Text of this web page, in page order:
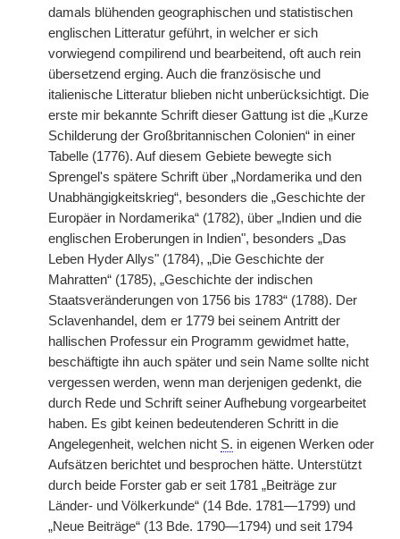
damals blühenden geographischen und statistischen
englischen Litteratur geführt, in welcher er sich
vorwiegend compilirend und bearbeitend, oft auch rein
übersetzend erging. Auch die französische und
italienische Litteratur blieben nicht unberücksichtigt. Die
erste mir bekannte Schrift dieser Gattung ist die „Kurze
Schilderung der Großbritannischen Colonien“ in einer
Tabelle (1776). Auf diesem Gebiete bewegte sich
Sprengel's spätere Schrift über „Nordamerika und den
Unabhängigkeitskrieg“, besonders die „Geschichte der
Europäer in Nordamerika“ (1782), über „Indien und die
englischen Eroberungen in Indien", besonders „Das
Leben Hyder Allys" (1784), „Die Geschichte der
Mahratten“ (1785), „Geschichte der indischen
Staatsveränderungen von 1756 bis 1783“ (1788). Der
Sclavenhandel, dem er 1779 bei seinem Antritt der
hallischen Professur ein Programm gewidmet hatte,
beschäftigte ihn auch später und sein Name sollte nicht
vergessen werden, wenn man derjenigen gedenkt, die
durch Rede und Schrift seiner Aufhebung vorgearbeitet
haben. Es gibt keinen bedeutenderen Schritt in die
Angelegenheit, welchen nicht S. in eigenen Werken oder
Aufsätzen berichtet und besprochen hätte. Unterstützt
durch beide Forster gab er seit 1781 „Beiträge zur
Länder- und Völkerkunde“ (14 Bde. 1781—1799) und
„Neue Beiträge“ (13 Bde. 1790—1794) und seit 1794